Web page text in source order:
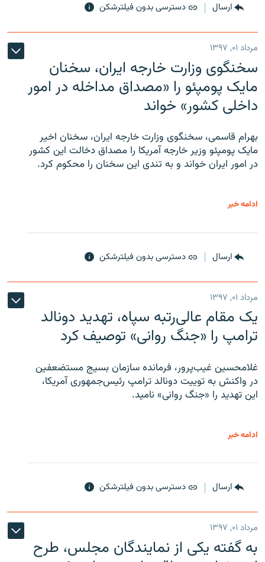
ارسال دسترسی بدون فیلترشکن
مرداد ۰۱, ۱۳۹۷
سخنگوی وزارت خارجه ایران، سخنان
مایک پومپئو را «مصداق مداخله در امور
داخلی کشور» خواند
بهرام قاسمی، سخنگوی وزارت خارجه ایران، سخنان اخیر
مایک پومپئو وزیر خارجه آمریکا را مصداق دخالت این کشور
در امور ایران خواند و به تندی این سخنان را محکوم کرد.
ادامه خبر
ارسال دسترسی بدون فیلترشکن
مرداد ۰۱, ۱۳۹۷
یک مقام عالی‌رتبه سپاه، تهدید دونالد
ترامپ را «جنگ روانی» توصیف کرد
غلامحسین غیب‌پرور، فرمانده سازمان بسیج مستضعفین
در واکنش به توییت دونالد ترامپ رئیس‌جمهوری آمریکا،
این تهدید را «جنگ روانی» نامید.
ادامه خبر
ارسال دسترسی بدون فیلترشکن
مرداد ۰۱, ۱۳۹۷
به گفته یکی از نمایندگان مجلس، طرح